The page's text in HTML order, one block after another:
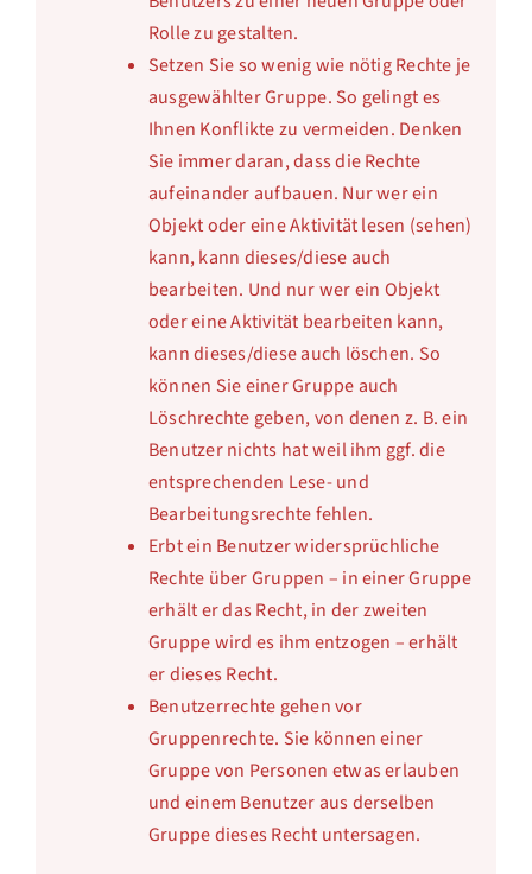
Rolle zu gestalten.
Setzen Sie so wenig wie nötig Rechte je
ausgewählter Gruppe. So gelingt es
Ihnen Konflikte zu vermeiden. Denken
Sie immer daran, dass die Rechte
aufeinander aufbauen. Nur wer ein
Objekt oder eine Aktivität lesen (sehen)
kann, kann dieses/diese auch
bearbeiten. Und nur wer ein Objekt
oder eine Aktivität bearbeiten kann,
kann dieses/diese auch löschen. So
können Sie einer Gruppe auch
Löschrechte geben, von denen z. B. ein
Benutzer nichts hat weil ihm ggf. die
entsprechenden Lese- und
Bearbeitungsrechte fehlen.
Erbt ein Benutzer widersprüchliche
Rechte über Gruppen – in einer Gruppe
erhält er das Recht, in der zweiten
Gruppe wird es ihm entzogen – erhält
er dieses Recht.
Benutzerrechte gehen vor
Gruppenrechte. Sie können einer
Gruppe von Personen etwas erlauben
und einem Benutzer aus derselben
Gruppe dieses Recht untersagen.